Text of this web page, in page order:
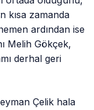
kısa zamanda
ardından ise
Melih Gökçek,
derhal geri
Çelik hala